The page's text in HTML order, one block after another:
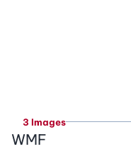
3 Images
WMF